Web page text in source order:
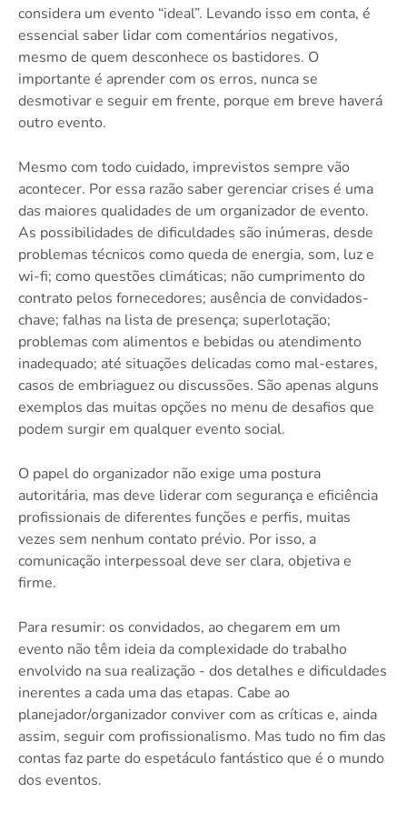
considera um evento “ideal”. Levando isso em conta, é
essencial saber lidar com comentários negativos,
mesmo de quem desconhece os bastidores. O
importante é aprender com os erros, nunca se
desmotivar e seguir em frente, porque em breve haverá
outro evento.
Mesmo com todo cuidado, imprevistos sempre vão
acontecer. Por essa razão saber gerenciar crises é uma
das maiores qualidades de um organizador de evento.
As possibilidades de dificuldades são inúmeras, desde
problemas técnicos como queda de energia, som, luz e
wi-fi; como questões climáticas; não cumprimento do
contrato pelos fornecedores; ausência de convidados-
chave; falhas na lista de presença; superlotação;
problemas com alimentos e bebidas ou atendimento
inadequado; até situações delicadas como mal-estares,
casos de embriaguez ou discussões. São apenas alguns
exemplos das muitas opções no menu de desafios que
podem surgir em qualquer evento social.
O papel do organizador não exige uma postura
autoritária, mas deve liderar com segurança e eficiência
profissionais de diferentes funções e perfis, muitas
vezes sem nenhum contato prévio. Por isso, a
comunicação interpessoal deve ser clara, objetiva e
firme.
Para resumir: os convidados, ao chegarem em um
evento não têm ideia da complexidade do trabalho
envolvido na sua realização - dos detalhes e dificuldades
inerentes a cada uma das etapas. Cabe ao
planejador/organizador conviver com as críticas e, ainda
assim, seguir com profissionalismo. Mas tudo no fim das
contas faz parte do espetáculo fantástico que é o mundo
dos eventos.